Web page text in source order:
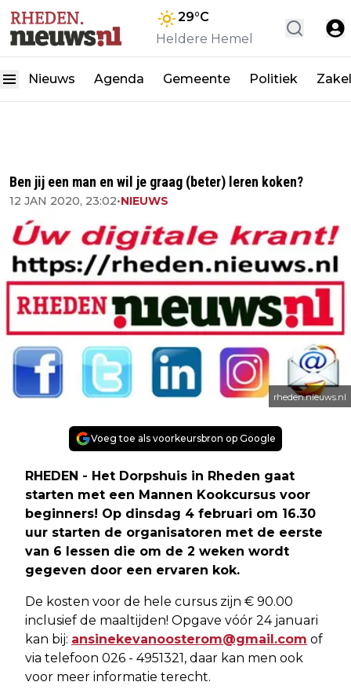
29°C
Heldere Hemel
Nieuws Agenda Gemeente Politiek
Ben jij een man en wil je graag (beter) leren koken?
12 JAN 2020, 23:02•NIEUWS
rheden.nieuws.nl
Voeg toe als voorkeursbron op Google
RHEDEN - Het Dorpshuis in Rheden gaat
starten met een Mannen Kookcursus voor
beginners! Op dinsdag 4 februari om 16.30
uur starten de organisatoren met de eerste
van 6 lessen die om de 2 weken wordt
gegeven door een ervaren kok.
De kosten voor de hele cursus zijn € 90.00
inclusief de maaltijden! Opgave vóór 24 januari
kan bij: ansinekevanoosterom@gmail.com of
via telefoon 026 - 4951321, daar kan men ook
voor meer informatie terecht.